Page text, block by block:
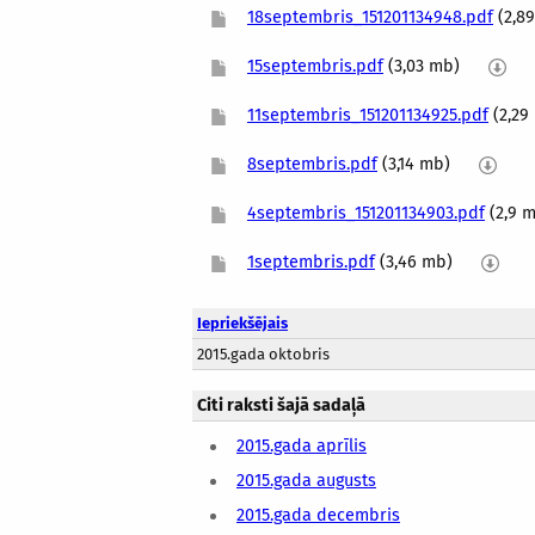
18septembris_151201134948.pdf
15septembris.pdf(3,03 mb)
11septembris_151201134925.pdf(2,29
8septembris.pdf(3,14 mb)
4septembris_151201134903.pdf(2,9
1septembris.pdf(3,46 mb)
Iepriekšējais
2015.gada oktobris
Citi raksti šajā sadaļā
2015.gada aprīlis
2015.gada augusts
2015.gada decembris